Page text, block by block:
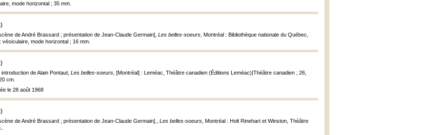
mode horizontal ; 35 mm.
de André Brassard ; présentation de Jean-Claude Germain], Les belles-soeurs , Montréal : Bibliothèque nationale du Québec,
vésiculaire, mode horizontal ; 16 mm.
de Alain Pontaut, Les belles-soeurs , [Montréal] : Leméac, Théâtre canadien (Éditions Leméac)|Théâtre canadien ; 26,
cm.
le 28 août 1968
de André Brassard ; présentation de Jean-Claude Germain]., Les belles-soeurs , Montréal : Holt Rinehart et Winston, Théâtre